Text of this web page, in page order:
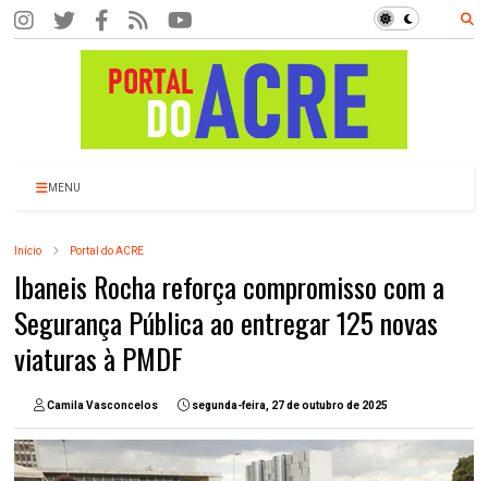
MENU
Início Portal do ACRE
Ibaneis Rocha reforça compromisso com a
Segurança Pública ao entregar 125 novas
viaturas à PMDF
Camila Vasconcelos segunda-feira, 27 de outubro de 2025